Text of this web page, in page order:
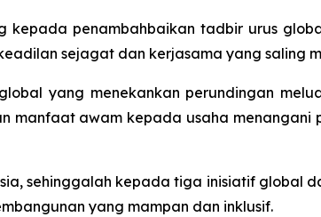
kepada penambahbaikan tadbir urus
sejagat dan kerjasama yang saling
yang menekankan perundingan
manfaat awam kepada usaha
sehinggalah kepada tiga inisiatif global
yang mampan dan inklusif.